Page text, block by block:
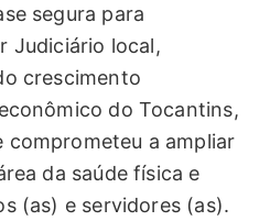
segura para
Judiciário local,
crescimento
do Tocantins,
comprometeu a ampliar
da saúde física e
(as) e servidores (as).